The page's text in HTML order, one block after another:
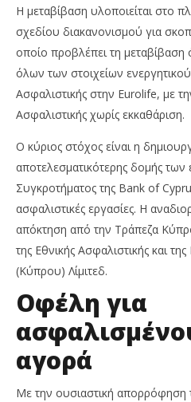
Η μεταβίβαση υλοποιείται στο
σχεδίου διακανονισμού για
οποίο προβλέπει τη μεταβίβαση
όλων των στοιχείων
Ασφαλιστικής στην Eurolife, με
Ασφαλιστικής χωρίς εκκαθάριση.
Ο κύριος στόχος είναι η
αποτελεσματικότερης δομής των
Συγκροτήματος της Bank of
ασφαλιστικές εργασίες. Η
απόκτηση από την Τράπεζα
της Εθνικής Ασφαλιστικής και
(Κύπρου) Λίμιτεδ.
Οφέλη για
αγορά
Με την ουσιαστική απορρόφηση